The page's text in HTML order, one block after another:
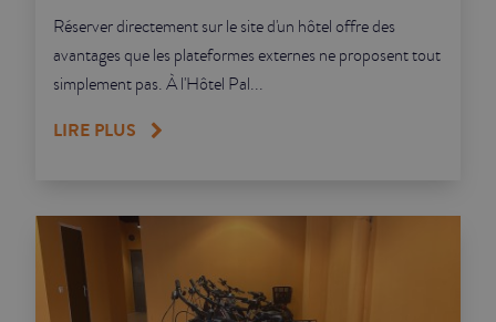
Réserver directement sur le site d'un hôtel offre des
avantages que les plateformes externes ne proposent tout
simplement pas. À l'Hôtel Pal...
LIRE PLUS